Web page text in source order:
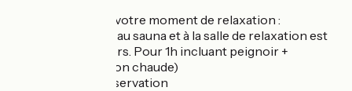
- Pour prolonger votre moment de relaxation :
* un accès privatif au sauna et à la salle de relaxation est
proposé (20 €/pers. Pour 1h incluant peignoir +
serviettes + boisson chaude)
* Massages sur réservation